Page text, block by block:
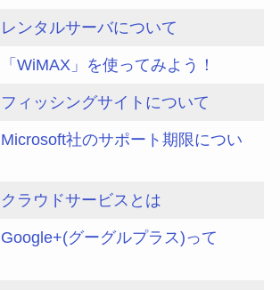
レンタルサーバについて
「WiMAX」を使ってみよう！
フィッシングサイトについて
Microsoft社のサポート期限につい
クラウドサービスとは
Google+(グーグルプラス)って